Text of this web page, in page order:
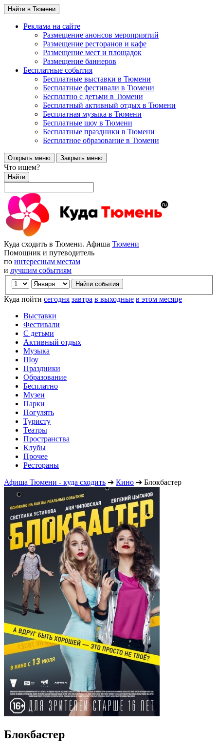
Найти в Тюмени
Реклама на сайте
Размещение анонсов мероприятий
Размещение ресторанов и кафе
Размещение мест и площадок
Размещение баннеров
Бесплатные события
Бесплатные выставки в Тюмени
Бесплатные фестивали в Тюмени
Бесплатно с детьми в Тюмени
Бесплатный активный отдых в Тюмени
Бесплатная музыка в Тюмени
Бесплатные шоу в Тюмени
Бесплатные праздники в Тюмени
Бесплатное образование в Тюмени
Открыть меню Закрыть меню
Что ищем?
Найти
Куда сходить в Тюмени. Афиша Тюмени
Помощник и путеводитель
по интересным местам
и лучшим событиям
Куда пойти сегодня завтра в выходные в этом месяце
Выставки
Фестивали
С детьми
Активный отдых
Музыка
Шоу
Праздники
Образование
Бесплатно
Музеи
Парки
Погулять
Туристу
Театры
Пространства
Клубы
Прочее
Рестораны
Афиша Тюмени - куда сходить ➔ Кино ➔ Блокбастер
Блокбастер